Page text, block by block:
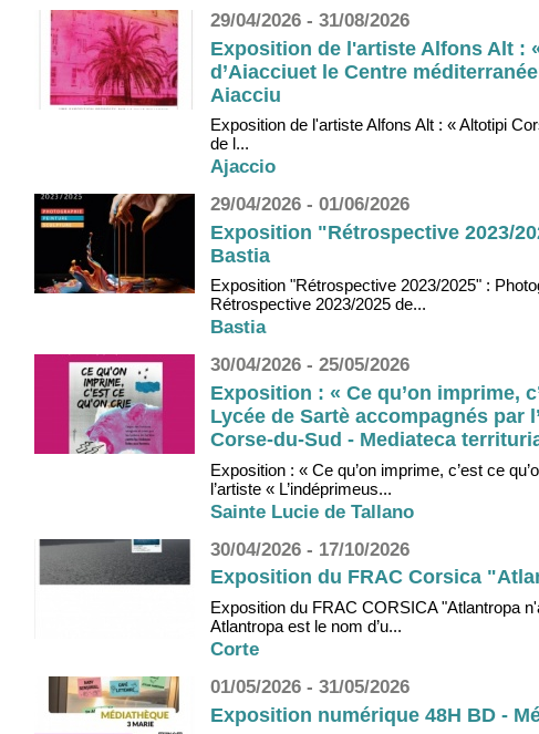
29/04/2026 - 31/08/2026
Exposition de l'artiste Alfons Alt :
d’Aiacciuet le Centre
Aiacciu
Exposition de l'artiste Alfons Alt : « Altotipi
de l...
Ajaccio
29/04/2026 - 01/06/2026
Exposition "Rétrospective 2023/
Bastia
Exposition "Rétrospective 2023/2025" :
Rétrospective 2023/2025 de...
Bastia
30/04/2026 - 25/05/2026
Exposition : « Ce qu’on imprime,
Lycée de Sartè accompagnés par
Corse-du-Sud - Mediateca
Exposition : « Ce qu’on imprime, c’est ce
l’artiste « L’indéprimeus...
Sainte Lucie de Tallano
30/04/2026 - 17/10/2026
Exposition du FRAC Corsica
Exposition du FRAC CORSICA "Atlantropa
Atlantropa est le nom d’u...
Corte
01/05/2026 - 31/05/2026
Exposition numérique 48H BD -